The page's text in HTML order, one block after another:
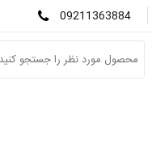
09211363884